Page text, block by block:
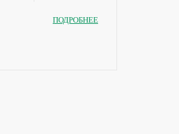
ПОДРОБНЕЕ